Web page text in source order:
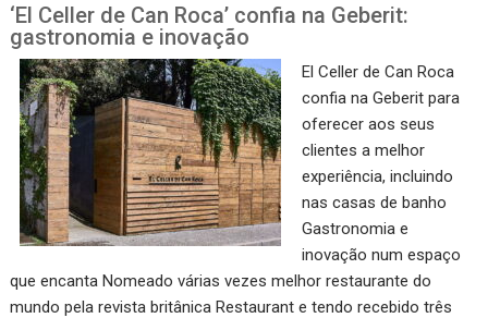
‘El Celler de Can Roca’ confia na Geberit:
gastronomia e inovação
El Celler de Can Roca
confia na Geberit para
oferecer aos seus
clientes a melhor
experiência, incluindo
nas casas de banho
Gastronomia e
inovação num espaço
que encanta Nomeado várias vezes melhor restaurante do
mundo pela revista britânica Restaurant e tendo recebido três